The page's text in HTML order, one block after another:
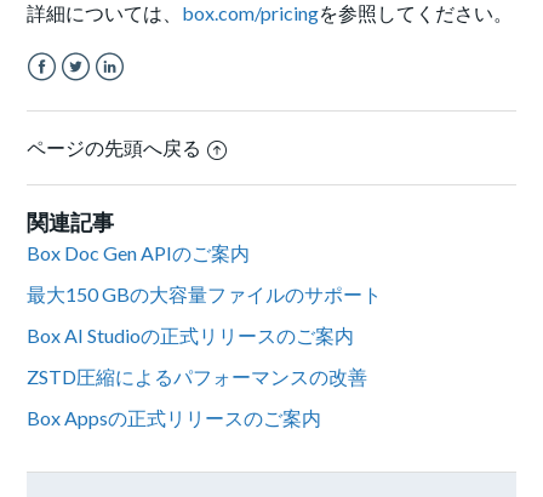
詳細については、 box.com/pricingを参照してください。
ページの先頭へ戻る
関連記事
Box Doc Gen APIのご案内
最大150 GBの大容量ファイルのサポート
Box AI Studioの正式リリースのご案内
ZSTD圧縮によるパフォーマンスの改善
Box Appsの正式リリースのご案内